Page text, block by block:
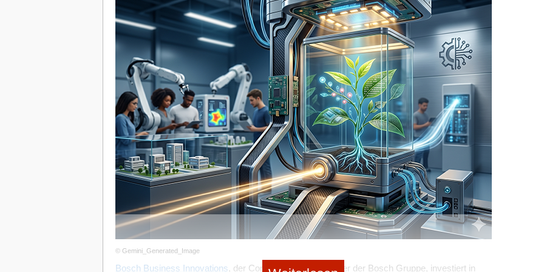
Kontrolliert investieren: Mit Struktur und Unabhängigkeit zum Erfolg
Um CVC-Investitionen effizient einzusetzen, ist die richtige Struktur sowie ein gewisses Maß
an Unabhängigkeit vom Mutterunternehmen aus Sicht vonBMW i Venturesentscheidend für
eine agile CVC-Einheit. Durch die Einführung einer unabhängigen Fondsstruktur, die den
traditionellen Risikokapitalgebern ähnelt, werden Entscheidungsfindung und Risikomanagement
optimiert. Diese Unabhängigkeit ermöglicht eine schnellere und risikofreudigere
Herangehensweise, was die Agilität des Fonds sicherstellt. Das ist entscheidend, um im VC-
Bereich wettbewerbsfähig zu bleiben.
Expertise und Professionalisierung von CVCs
CVCs sind nicht nur finanzielle Instrumente, sondern auch Zentren der Expertise. Mit der
gezielten Anwerbung von Fachleuten, die ein starkes Branchenwissen und Erfahrung
mitbringen, kann die Qualität der Investitionen verbessert werden.
Zahlreiche Kapitalgeber wie Porsche Ventures, Intel Capital, Salesforce Ventures oder eben
auch BMW i Ventures zeugen von der Reife und Professionalität der CVCs und ihrer Fähigkeit,
attraktive finanzielle Renditen für ihre Mutterunternehmen zu erzielen.
CVCs bieten auch erhebliche Vorteile für Start-ups. Neben der Kapitalzufuhr bieten CVCs
© Gemini_Generated_Image
Bosch Business Innovations, der Corporate Venture Builder der Bosch Gruppe, investiert in